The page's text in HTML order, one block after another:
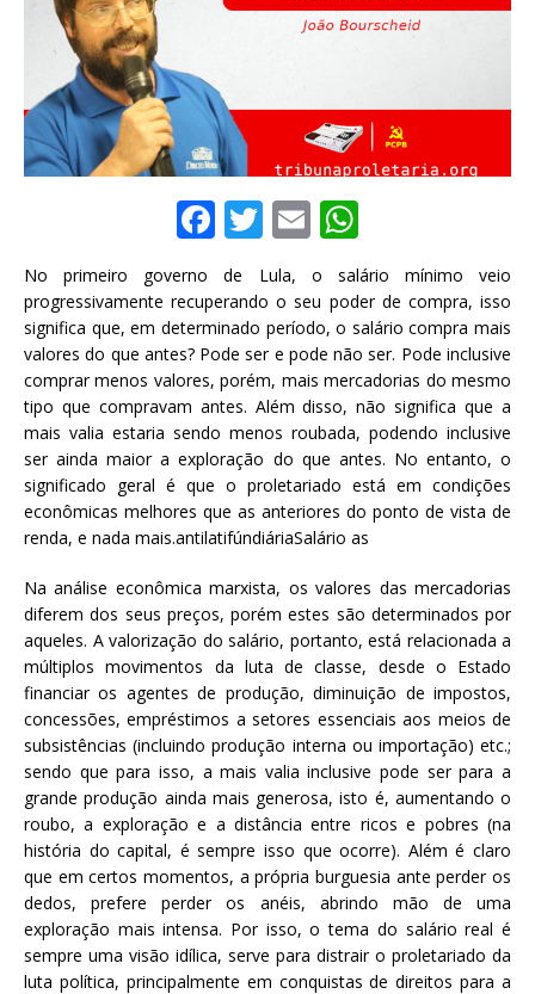
F
a
c
e
b
o
o
k
T
w
it
te
r
E
ai
l
h
at
s
A
p
p
No primeiro governo de Lula, o salário mínimo veio
progressivamente recuperando o seu poder de compra, isso
significa que, em determinado período, o salário compra mais
valores do que antes? Pode ser e pode não ser. Pode inclusive
comprar menos valores, porém, mais mercadorias do mesmo
tipo que compravam antes. Além disso, não significa que a
mais valia estaria sendo menos roubada, podendo inclusive
ser ainda maior a exploração do que antes. No entanto, o
significado geral é que o proletariado está em condições
econômicas melhores que as anteriores do ponto de vista de
renda, e nada mais.antilatifúndiáriaSalário as
Na análise econômica marxista, os valores das mercadorias
diferem dos seus preços, porém estes são determinados por
aqueles. A valorização do salário, portanto, está relacionada a
múltiplos movimentos da luta de classe, desde o Estado
financiar os agentes de produção, diminuição de impostos,
concessões, empréstimos a setores essenciais aos meios de
subsistências (incluindo produção interna ou importação) etc.;
sendo que para isso, a mais valia inclusive pode ser para a
grande produção ainda mais generosa, isto é, aumentando o
roubo, a exploração e a distância entre ricos e pobres (na
história do capital, é sempre isso que ocorre). Além é claro
que em certos momentos, a própria burguesia ante perder os
dedos, prefere perder os anéis, abrindo mão de uma
exploração mais intensa. Por isso, o tema do salário real é
sempre uma visão idílica, serve para distrair o proletariado da
luta política, principalmente em conquistas de direitos para a